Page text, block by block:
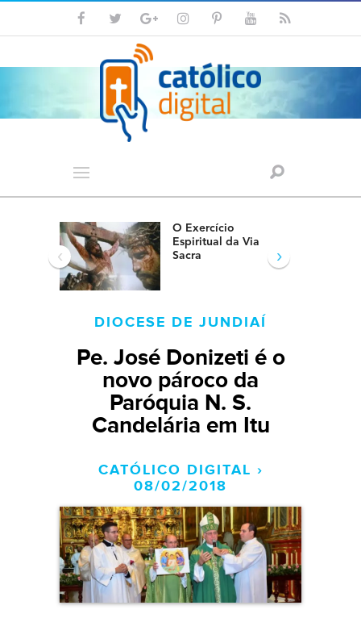
O Exercício
Espiritual da Via
Sacra
‹ ›
DIOCESE DE JUNDIAÍ
Pe. José Donizeti é o
novo pároco da
Paróquia N. S.
Candelária em Itu
CATÓLICO DIGITAL ›
08/02/2018